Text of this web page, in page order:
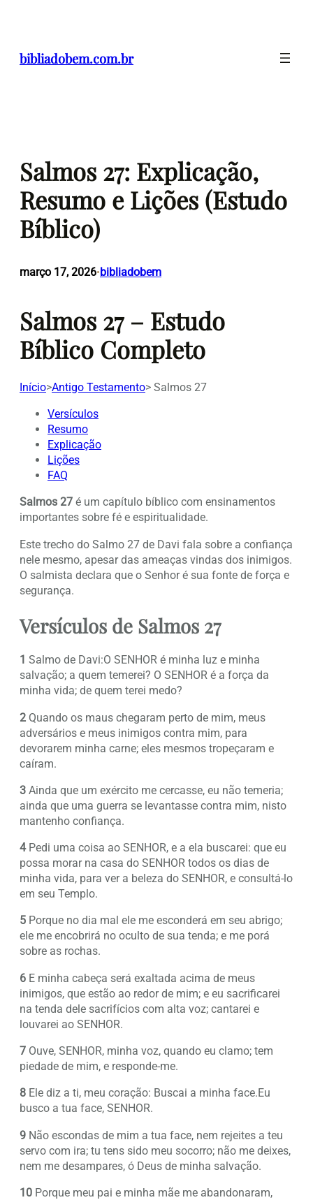
conteúdo
bibliadobem.com.br
Salmos 27: Explicação,
Resumo e Lições (Estudo
Bíblico)
março 17, 2026•bibliadobem
Salmos 27 – Estudo
Bíblico Completo
Início>Antigo Testamento> Salmos 27
Versículos
Resumo
Explicação
Lições
FAQ
Salmos 27 é um capítulo bíblico com ensinamentos
importantes sobre fé e espiritualidade.
Este trecho do Salmo 27 de Davi fala sobre a confiança
nele mesmo, apesar das ameaças vindas dos inimigos.
O salmista declara que o Senhor é sua fonte de força e
segurança.
Versículos de Salmos 27
1 Salmo de Davi:O SENHOR é minha luz e minha
salvação; a quem temerei? O SENHOR é a força da
minha vida; de quem terei medo?
2 Quando os maus chegaram perto de mim, meus
adversários e meus inimigos contra mim, para
devorarem minha carne; eles mesmos tropeçaram e
caíram.
3 Ainda que um exército me cercasse, eu não temeria;
ainda que uma guerra se levantasse contra mim, nisto
mantenho confiança.
4Pedi uma coisa ao SENHOR, e a ela buscarei: que eu
possa morar na casa do SENHOR todos os dias de
minha vida, para ver a beleza do SENHOR, e consultá-lo
em seu Templo.
5 Porque no dia mal ele me esconderá em seu abrigo;
ele me encobrirá no oculto de sua tenda; e me porá
sobre as rochas.
6 E minha cabeça será exaltada acima de meus
inimigos, que estão ao redor de mim; e eu sacrificarei
na tenda dele sacrifícios com alta voz; cantarei e
louvarei ao SENHOR.
7 Ouve, SENHOR, minha voz, quando eu clamo; tem
piedade de mim, e responde-me.
8 Ele diz a ti, meu coração: Buscai a minha face.Eu
busco a tua face, SENHOR.
9 Não escondas de mim a tua face, nem rejeites a teu
servo com ira; tu tens sido meu socorro; não me deixes,
nem me desampares, ó Deus de minha salvação.
10 Porque meu pai e minha mãe me abandonaram,